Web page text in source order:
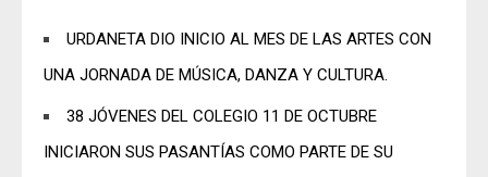
URDANETA DIO INICIO AL MES DE LAS ARTES CON
UNA JORNADA DE MÚSICA, DANZA Y CULTURA.
38 JÓVENES DEL COLEGIO 11 DE OCTUBRE
INICIARON SUS PASANTÍAS COMO PARTE DE SU